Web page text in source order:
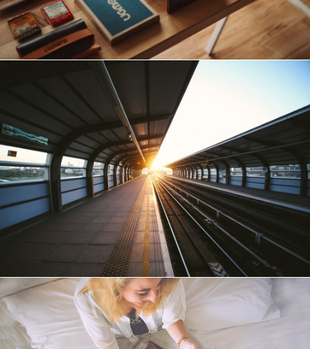
Почему основан на тщательном анализе